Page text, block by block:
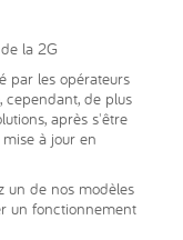
la 2G
par les opérateurs
cependant, de plus
après s'être
à jour en
un de nos modèles
un fonctionnement